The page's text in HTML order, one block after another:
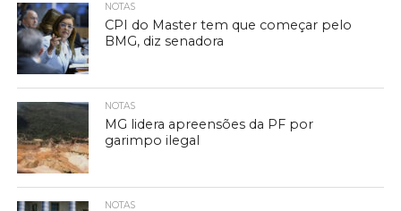
NOTAS
CPI do Master tem que começar pelo
BMG, diz senadora
NOTAS
MG lidera apreensões da PF por
garimpo ilegal
NOTAS